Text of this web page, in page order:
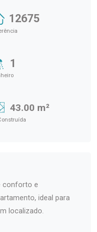
12675
1
43.00 m²
conforto e
ideal para
localizado.